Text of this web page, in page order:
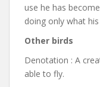
use he has
doing only what
Other birds
Denotation : A
able to fly.